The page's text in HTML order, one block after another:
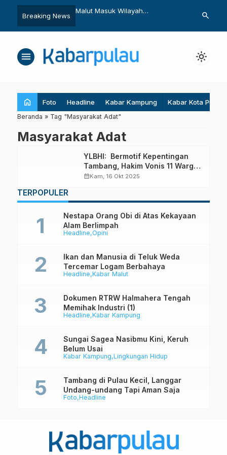
Breaking News
Malut Masuk Wilayah
Pulau-pulau
search
menu light_mode
home Foto Headline Kabar Kampung Kabar Kota Pulau
Beranda » Tag "Masyarakat Adat"
Masyarakat Adat
YLBHI: Bermotif Kepentingan
Tambang, Hakim Vonis 11 Warga
Adat Maba Sangaji Bersalah
calendar_monthKam, 16 Okt 2025
TERPOPULER
Headline Opini
Nestapa Orang Obi di Atas Kekayaan
Alam Berlimpah
Headline Kabar Malut
Ikan dan Manusia di Teluk Weda
Tercemar Logam Berbahaya
Headline Kabar Kampung
Dokumen RTRW Halmahera Tengah
Memihak Industri (1)
Kabar Kampung Lingkungan Hidup
Sungai Sagea Nasibmu Kini, Keruh
Belum Usai
Foto Headline
Tambang di Pulau Kecil, Langgar
Undang-undang Tapi Aman Saja